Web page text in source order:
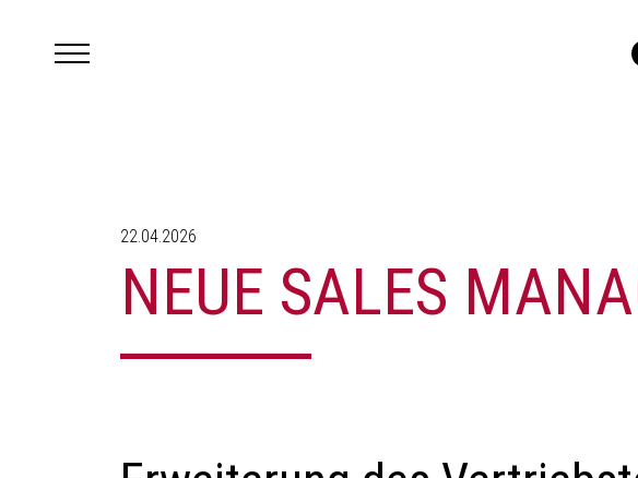
22.04.2026
NEUE SALES